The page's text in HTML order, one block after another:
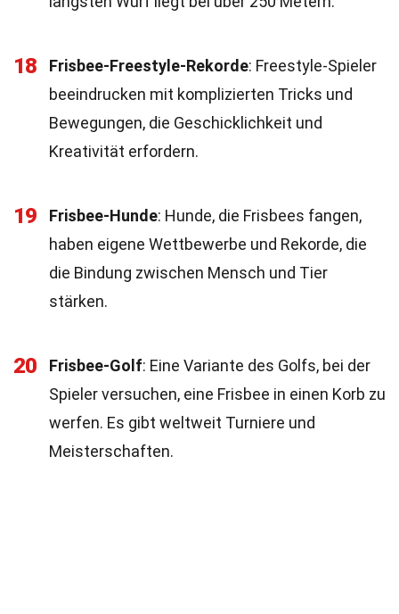
18 Frisbee-Freestyle-Rekorde: Freestyle-Spieler
beeindrucken mit komplizierten Tricks und
Bewegungen, die Geschicklichkeit und
Kreativität erfordern.
19 Frisbee-Hunde: Hunde, die Frisbees fangen,
haben eigene Wettbewerbe und Rekorde, die
die Bindung zwischen Mensch und Tier
stärken.
20 Frisbee-Golf: Eine Variante des Golfs, bei der
Spieler versuchen, eine Frisbee in einen Korb zu
werfen. Es gibt weltweit Turniere und
Meisterschaften.